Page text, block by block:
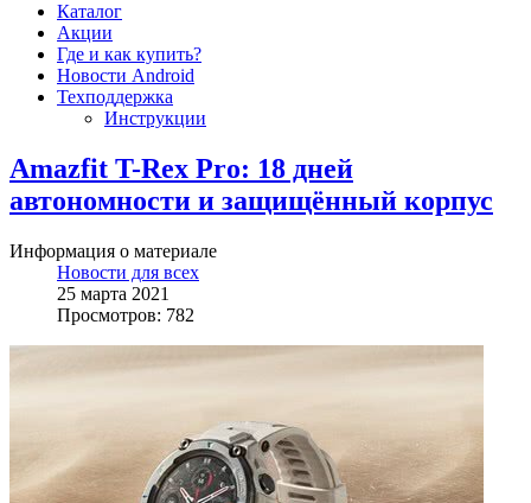
Каталог
Акции
Где и как купить?
Новости Android
Техподдержка
Инструкции
Amazfit T-Rex Pro: 18 дней
автономности и защищённый корпус
Информация о материале
Новости для всех
25 марта 2021
Просмотров: 782